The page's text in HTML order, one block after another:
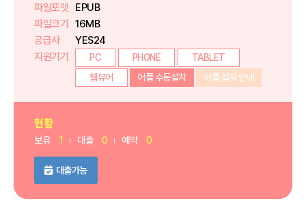
파일포맷
EPUB
파일크기
16MB
공급사
YES24
지원기기
PC PHONE
TABLET
웹뷰어
어플 수동설치 어플 설치 안내
현황
보유 1 대출 0 예약 0
대출가능